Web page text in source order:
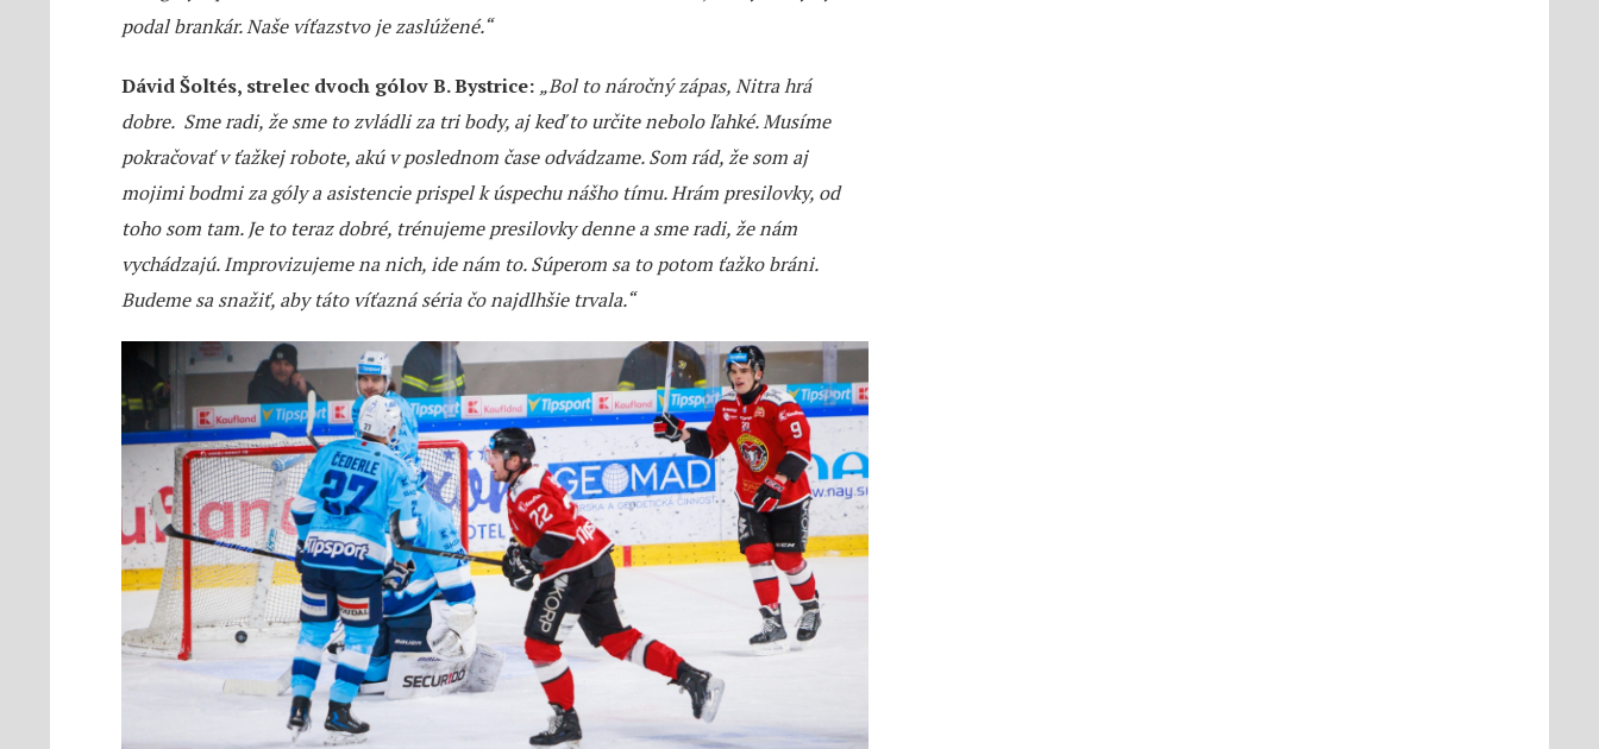
podal brankár. Naše víťazstvo je zaslúžené.“
Dávid Šoltés, strelec dvoch gólov B. Bystrice: „Bol to náročný zápas, Nitra hrá
dobre. Sme radi, že sme to zvládli za tri body, aj keď to určite nebolo ľahké. Musíme
pokračovať v ťažkej robote, akú v poslednom čase odvádzame. Som rád, že som aj
mojimi bodmi za góly a asistencie prispel k úspechu nášho tímu. Hrám presilovky, od
toho som tam. Je to teraz dobré, trénujeme presilovky denne a sme radi, že nám
vychádzajú. Improvizujeme na nich, ide nám to. Súperom sa to potom ťažko bráni.
Budeme sa snažiť, aby táto víťazná séria čo najdlhšie trvala.“